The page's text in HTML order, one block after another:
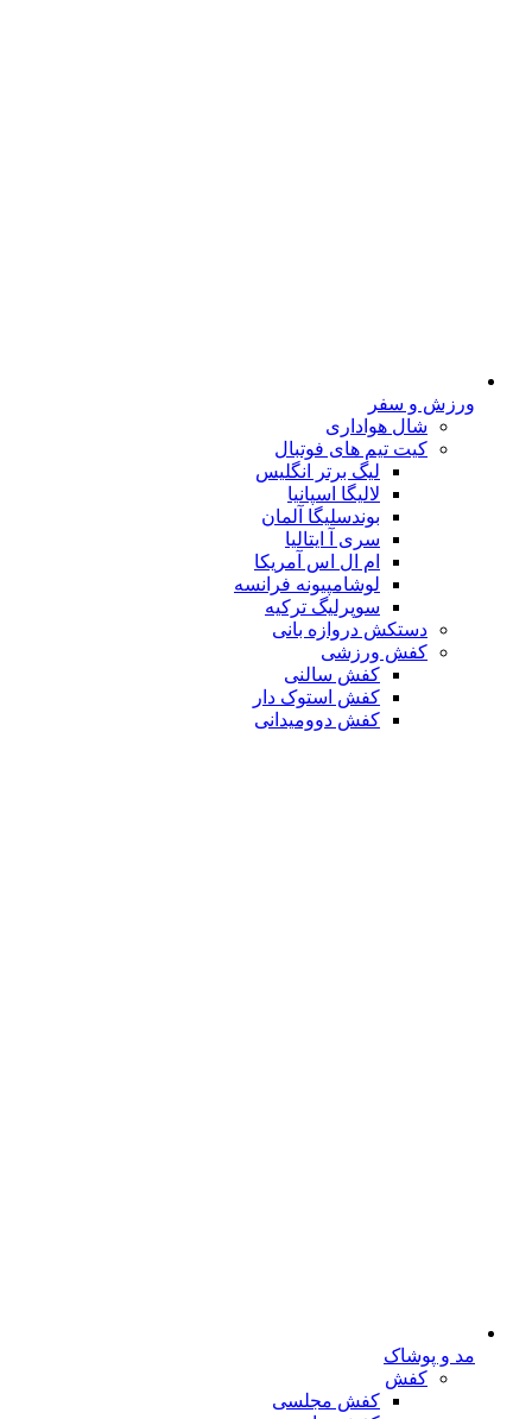
ورزش و سفر
شال هواداری
کیت تیم های فوتبال
لیگ برتر انگلیس
لالیگا اسپانیا
بوندسلیگا آلمان
سری آ ایتالیا
ام ال اس آمریکا
لوشامپیونه فرانسه
سوپرلیگ ترکیه
دستکش دروازه بانی
کفش ورزشی
کفش سالنی
کفش استوک دار
کفش دوومیدانی
مد و پوشاک
کفش
کفش مجلسی